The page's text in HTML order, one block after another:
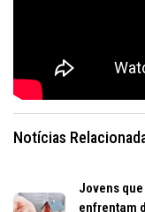
Notícias
Jovens
enfrentam